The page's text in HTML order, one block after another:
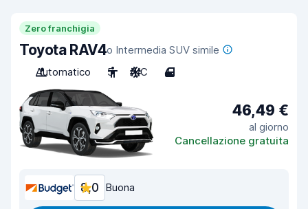
Zero franchigia
Toyota RAV4o Intermedia SUV simile
Automatico
5 A/C 4
46,49 €
al giorno
Cancellazione gratuita
8,0 Buona